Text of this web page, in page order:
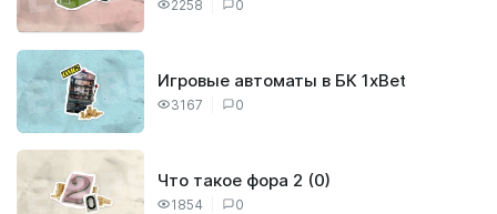
2258 0
3167 0
Игровые автоматы в БК 1xBet
1854 0
Что такое фора 2 (0)